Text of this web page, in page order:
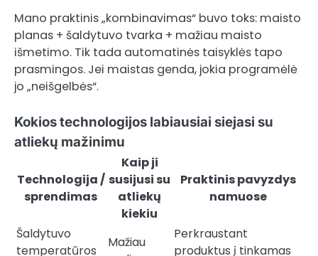
Mano praktinis „kombinavimas“ buvo toks: maisto
planas + šaldytuvo tvarka + mažiau maisto
išmetimo. Tik tada automatinės taisyklės tapo
prasmingos. Jei maistas genda, jokia programėlė
jo „neišgelbės“.
Kokios technologijos labiausiai siejasi su
atliekų mažinimu
Technologija /
sprendimas
Kaip ji
susijusi su
atliekų
kiekiu
Praktinis pavyzdys
namuose
Šaldytuvo
temperatūros
Mažiau
Perkraustant
produktus į tinkamas